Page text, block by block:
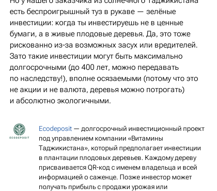
есть беспроигрышный туз в рукаве — зелёные
инвестиции: когда ты инвестируешь не в ценные
бумаги, а в живые плодовые деревья. Да, это тоже
рискованно из-за возможных засух или вредителей.
Зато такие инвестиции могут быть максимально
долгосрочными (до 400 лет, можно передавать
по наследству!), вполне осязаемыми (потому что это
не акции и не валюта, деревья можно потрогать)
и абсолютно экологичными.
Ecodeposit — долгосрочный инвестиционный проект
под управлением компании «Витамины
Таджикистана», который предполагает инвестиции
в плантации плодовых деревьев. Каждому дереву
присваивается QR-код с именем владельца и всей
информацией о саженце. Позже инвестор может
получать прибыль с продажи урожая или